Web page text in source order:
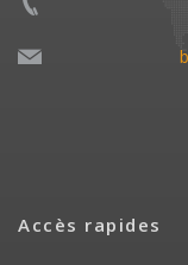
Accès rapides